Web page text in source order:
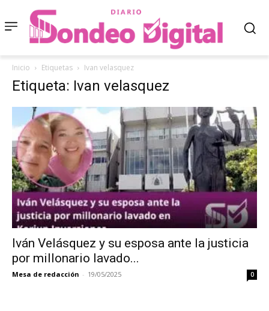
Inicio Etiquetas Ivan velasquez
Etiqueta: Ivan velasquez
Iván Velásquez y su esposa ante la justicia
por millonario lavado...
Mesa de redacción - 19/05/2025 0